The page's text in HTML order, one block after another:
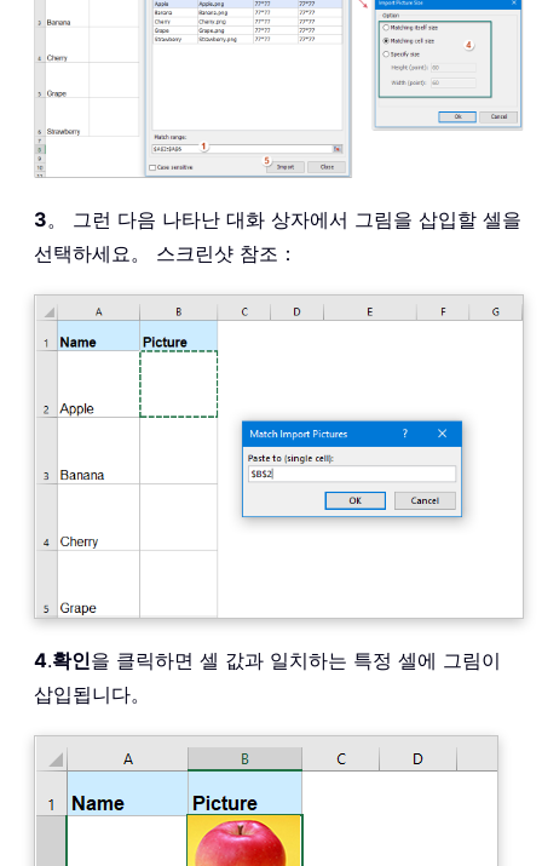
3。 그런 다음 나타난 대화 상자에서 그림을 삽입할 셀을
선택하세요。 스크린샷 참조：
4.확인을 클릭하면 셀 값과 일치하는 특정 셀에 그림이
삽입됩니다。